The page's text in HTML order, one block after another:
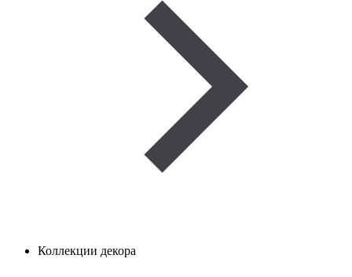
Коллекции декора